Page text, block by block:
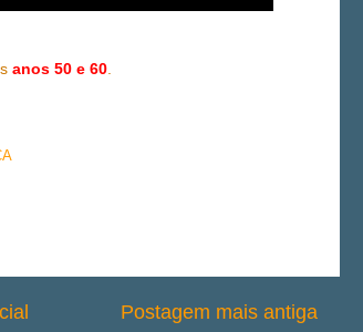
anos 50 e 60.
Postagem mais antiga